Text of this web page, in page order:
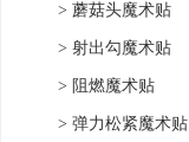
> 蘑菇头魔术贴
> 射出勾魔术贴
> 阻燃魔术贴
> 弹力松紧魔术贴